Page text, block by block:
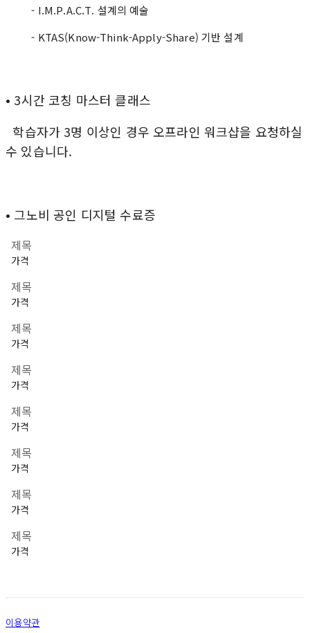
- I.M.P.A.C.T. 설계의 예술
- KTAS(Know-Think-Apply-Share) 기반 설계
• 3시간 코칭 마스터 클래스
학습자가 3명 이상인 경우 오프라인 워크샵을 요청하실
수 있습니다.
• 그노비 공인 디지털 수료증
제목
가격
제목
가격
제목
가격
제목
가격
제목
가격
제목
가격
제목
가격
제목
가격
이용약관